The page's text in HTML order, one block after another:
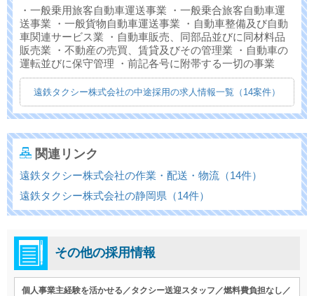
・一般乗用旅客自動車運送事業 ・一般乗合旅客自動車運
送事業 ・一般貨物自動車運送事業 ・自動車整備及び自動
車関連サービス業 ・自動車販売、同部品並びに同材料品
販売業 ・不動産の売買、賃貸及びその管理業 ・自動車の
運転並びに保守管理 ・前記各号に附帯する一切の事業
遠鉄タクシー株式会社の中途採用の求人情報一覧（14案件）
関連リンク
遠鉄タクシー株式会社の作業・配送・物流（14件）
遠鉄タクシー株式会社の静岡県（14件）
その他の採用情報
個人事業主経験を活かせる／タクシー送迎スタッフ／燃料費負担なし／